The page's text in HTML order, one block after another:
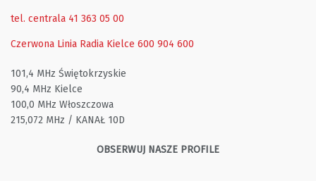
tel. centrala 41 363 05 00
Czerwona Linia Radia Kielce 600 904 600
101,4 MHz Świętokrzyskie
90,4 MHz Kielce
100,0 MHz Włoszczowa
215,072 MHz / KANAŁ 10D
OBSERWUJ NASZE PROFILE